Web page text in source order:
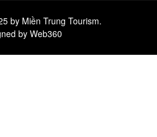
by Miền Trung Tourism.
byWeb360